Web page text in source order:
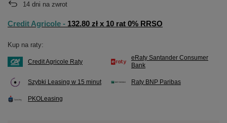
14 dni na zwrot
Credit Agricole - 132.80 zł x 10 rat 0% RRSO
Kup na raty:
Credit Agricole Raty
eRaty Santander Consumer
Bank
Szybki Leasing w 15 minut Raty BNP Paribas
PKOLeasing